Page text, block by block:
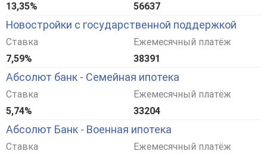
13,35%
56637
Новостройки с государственной поддержкой
Ставка
7,59%
Ежемесячный платёж
38391
Абсолют банк - Семейная ипотека
Ставка
5,74%
Ежемесячный платёж
33204
Абсолют Банк - Военная ипотека
Ставка
Ежемесячный платёж